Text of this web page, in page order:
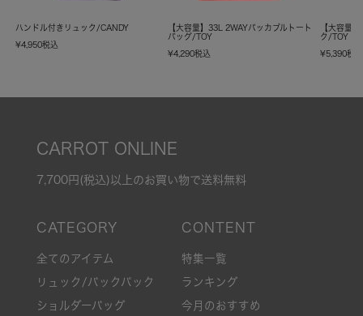
ハンドル付きリュック/CANDY
¥4,950税込
【大容量】33L 2WAYパッカブルトート
バッグ/TOY
¥4,290税込
【大容量
ク/TOY
¥5,390税込
CARROT ONLINE
7,700円(税込)以上のお買い物で送料無料
全てのアイテム
リュック/バックパック
ショルダーバッグ
特集一覧
ランキング
今月のおすすめ